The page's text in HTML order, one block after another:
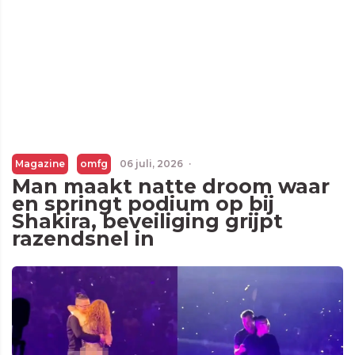
Magazine omfg 06 juli, 2026 ·
Man maakt natte droom waar
en springt podium op bij
Shakira, beveiliging grijpt
razendsnel in